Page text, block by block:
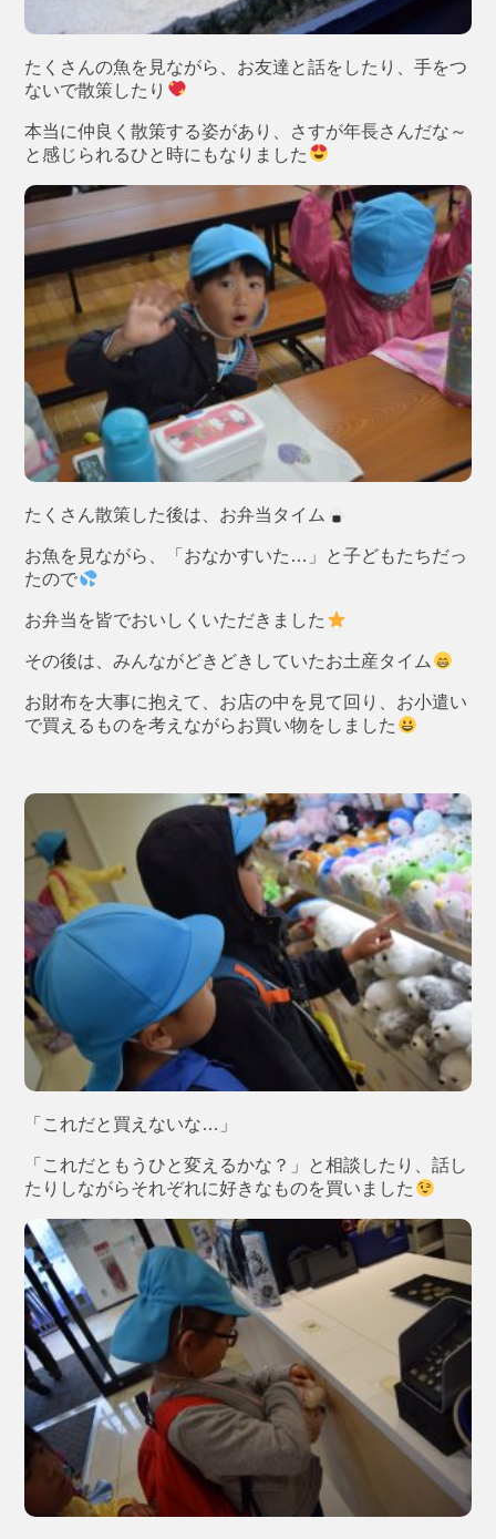
たくさんの魚を見ながら、お友達と話をしたり、手をつ
ないで散策したり
本当に仲良く散策する姿があり、さすが年長さんだな～
と感じられるひと時にもなりました
たくさん散策した後は、お弁当タイム
お魚を見ながら、「おなかすいた…」と子どもたちだっ
たので
お弁当を皆でおいしくいただきました
その後は、みんながどきどきしていたお土産タイム
お財布を大事に抱えて、お店の中を見て回り、お小遣い
で買えるものを考えながらお買い物をしました
「これだと買えないな…」
「これだともうひと変えるかな？」と相談したり、話し
たりしながらそれぞれに好きなものを買いました